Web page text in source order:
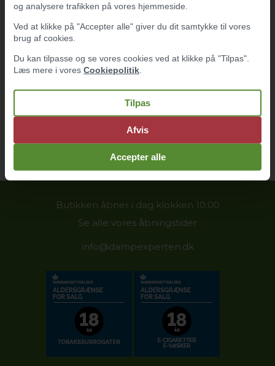
89,00 DKK
Læg i kurv
Vær opmærksom på at 21700ikke
passer derfor kun til de produkter hvor det specifikt beskrives,
21700 er et fysisk større batteri og har ofte en højere
Butikken åbner i dag klokken 10:00
info@dampexperten.dk
Se alle vores åbningstider
og analysere trafikken på vores hjemmeside.
Ved at klikke på "Accepter alle" giver du dit samtykke til vores
brug af cookies.
Du kan tilpasse og se vores cookies ved at klikke på "Tilpas".
Læs mere i vores Cookiepolitik
Tilpas
Afvis
Accepter alle